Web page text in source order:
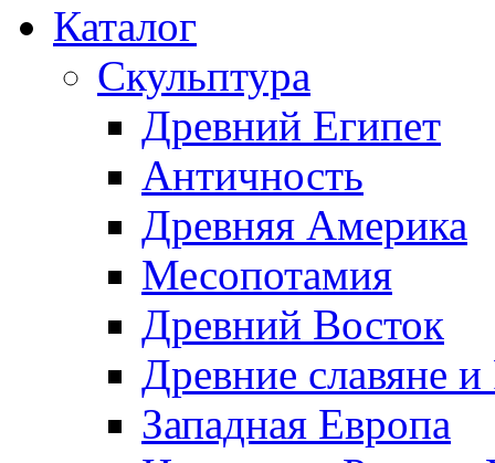
Каталог
Скульптура
Древний Египет
Античность
Древняя Америка
Месопотамия
Древний Восток
Древние славяне и
Западная Европа